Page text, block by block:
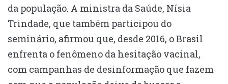
da população. A ministra da Saúde, Nísia
Trindade, que também participou do
seminário, afirmou que, desde 2016, o Brasil
enfrenta o fenômeno da hesitação vacinal,
com campanhas de desinformação que fazem